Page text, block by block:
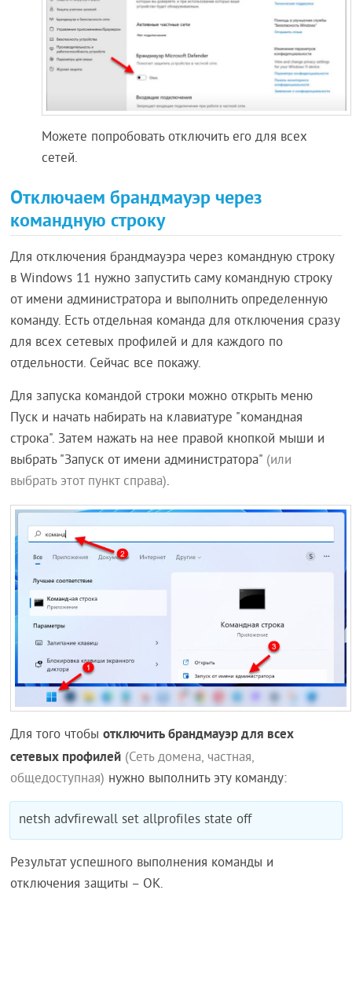
Можете попробовать отключить его для всех
сетей.
Отключаем брандмауэр через
командную строку
Для отключения брандмауэра через командную строку
в Windows 11 нужно запустить саму командную строку
от имени администратора и выполнить определенную
команду. Есть отдельная команда для отключения сразу
для всех сетевых профилей и для каждого по
отдельности. Сейчас все покажу.
Для запуска командой строки можно открыть меню
Пуск и начать набирать на клавиатуре "командная
строка". Затем нажать на нее правой кнопкой мыши и
выбрать "Запуск от имени администратора" (или
выбрать этот пункт справа).
Для того чтобыотключить брандмауэр для всех
сетевых профилей (Сеть домена, частная,
общедоступная) нужно выполнить эту команду:
netsh advfirewall set allprofiles state off
Результат успешного выполнения команды и
отключения защиты – OK.